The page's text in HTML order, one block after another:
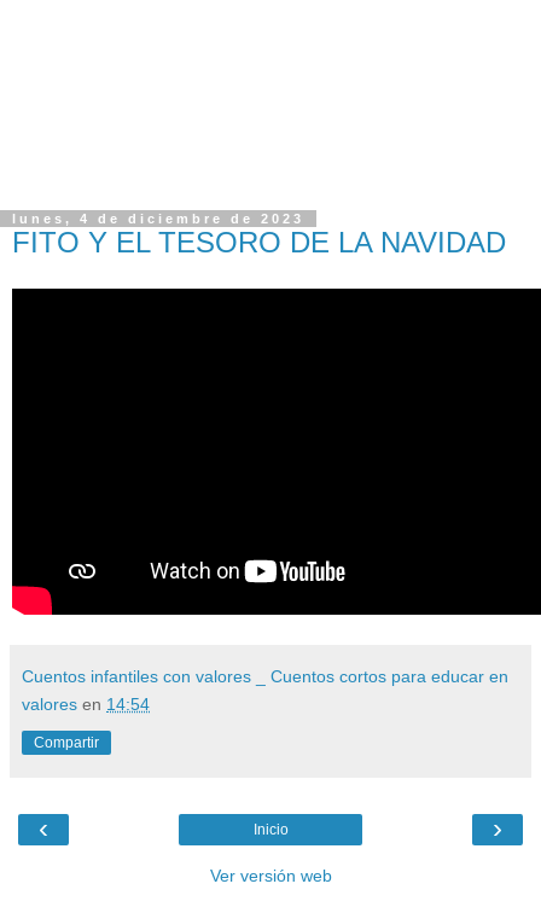
lunes, 4 de diciembre de 2023
FITO Y EL TESORO DE LA NAVIDAD
Cuentos infantiles con valores _ Cuentos cortos para educar en
valores en 14:54
Compartir
‹ ›
Inicio
Ver versión web